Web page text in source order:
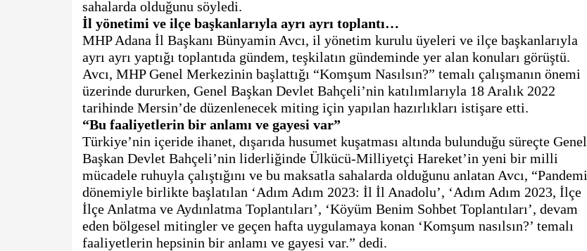
İl yönetimi ve ilçe başkanlarıyla ayrı ayrı toplantı…
MHP Adana İl Başkanı Bünyamin Avcı, il yönetim kurulu üyeleri ve ilçe başkanlarıyla
ayrı ayrı yaptığı toplantıda gündem, teşkilatın gündeminde yer alan konuları görüştü.
Avcı, MHP Genel Merkezinin başlattığı “Komşum Nasılsın?” temalı çalışmanın önemi
üzerinde dururken, Genel Başkan Devlet Bahçeli’nin katılımlarıyla 18 Aralık 2022
“Bu faaliyetlerin bir anlamı ve gayesi var”
Türkiye’nin içeride ihanet, dışarıda husumet kuşatması altında bulunduğu süreçte Genel
Başkan Devlet Bahçeli’nin liderliğinde Ülkücü-Milliyetçi Hareket’in yeni bir milli
mücadele ruhuyla çalıştığını ve bu maksatla sahalarda olduğunu anlatan Avcı, “Pandemi
dönemiyle birlikte başlatılan ‘Adım Adım 2023: İl İl Anadolu’, ‘Adım Adım 2023, İlçe
İlçe Anlatma ve Aydınlatma Toplantıları’, ‘Köyüm Benim Sohbet Toplantıları’, devam
eden bölgesel mitingler ve geçen hafta uygulamaya konan ‘Komşum nasılsın?’ temalı